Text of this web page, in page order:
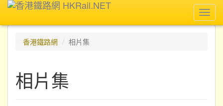
香港鐵路網
相片集
相片集